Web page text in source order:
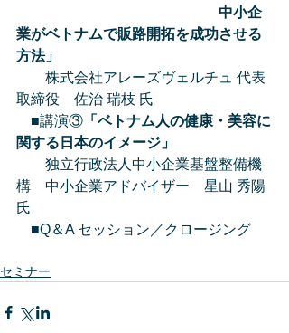
中小企
業がベトナムで販路開拓を成功させる
方法」
株式会社アレーズヴェルチュ 代表
取締役　佐治 瑞枝 氏
■講演③ 「ベトナム人の健康・美容に
関する日本のイメージ」
独立行政法人中小企業基盤整備機
構　中小企業アドバイザー　星山 秀陽
氏
■Q＆A セッション／クロージング
セミナー